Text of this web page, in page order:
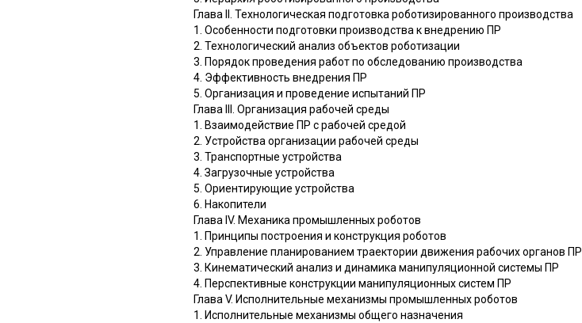
Глава II. Технологическая подготовка роботизированного производства
1. Особенности подготовки производства к внедрению ПР
2. Технологический анализ объектов роботизации
3. Порядок проведения работ по обследованию производства
4. Эффективность внедрения ПР
5. Организация и проведение испытаний ПР
Глава III. Организация рабочей среды
1. Взаимодействие ПР с рабочей средой
2. Устройства организации рабочей среды
3. Транспортные устройства
4. Загрузочные устройства
5. Ориентирующие устройства
6. Накопители
Глава IV. Механика промышленных роботов
1. Принципы построения и конструкция роботов
2. Управление планированием траектории движения рабочих органов ПР
3. Кинематический анализ и динамика манипуляционной системы ПР
4. Перспективные конструкции манипуляционных систем ПР
Глава V. Исполнительные механизмы промышленных роботов
1. Исполнительные механизмы общего назначения